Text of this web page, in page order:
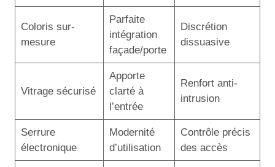
Coloris sur-
mesure
Parfaite
intégration
façade/porte
Discrétion
dissuasive
Vitrage sécurisé
Apporte
clarté à
l’entrée
Renfort anti-
intrusion
Serrure
électronique
Modernité
d’utilisation
Contrôle précis
des accès